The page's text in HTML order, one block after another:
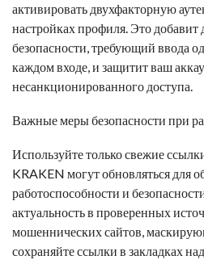
активировать двухфакторную
настройках профиля. Это
безопасности, требующий ввода
каждом входе, и защитит ваш
несанкционированного доступа.
Важные меры безопасности при
Используйте только свежие
KRAKEN могут обновляться для
работоспособности и
актуальность в проверенных
мошеннических сайтов,
сохраняйте ссылки в закладках